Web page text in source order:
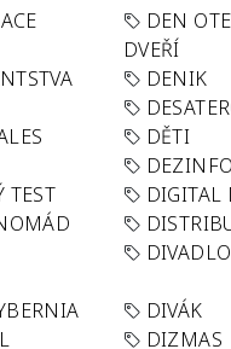
DEN
DVEŘÍ
DENIK
DĚTI
TEST
DIGITAL
DIVADLO
DIVÁK
DIZMAS